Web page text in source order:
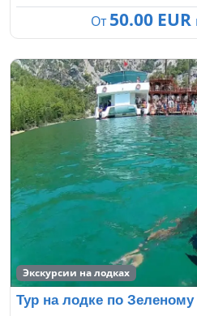
От 50.00 EUR
Экскурсии на лодках
Тур на лодке по